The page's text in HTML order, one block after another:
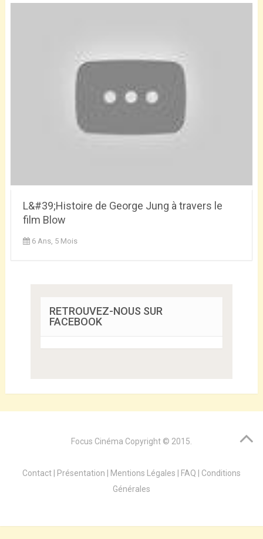
L&#39;Histoire de George Jung à travers le
film Blow
6 Ans, 5 Mois
RETROUVEZ-NOUS SUR
FACEBOOK
Focus Cinéma Copyright © 2015.
Contact Présentation Mentions Légales FAQ
Conditions
Générales